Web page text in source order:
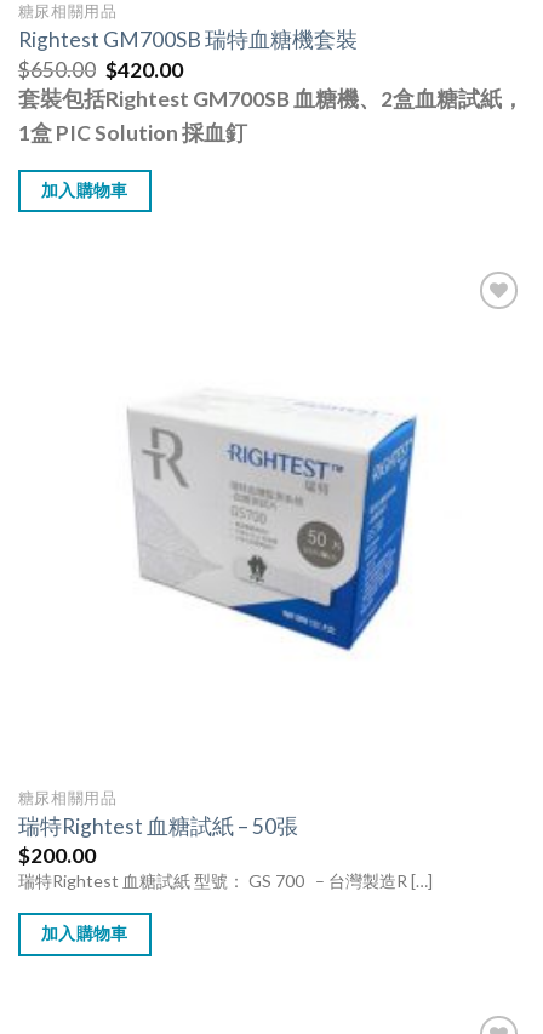
糖尿相關用品
Rightest GM700SB 瑞特血糖機套裝
$650.00 $420.00
套裝包括Rightest GM700SB 血糖機、2盒血糖試紙，
1盒 PIC Solution 採血釘
加入購物車
糖尿相關用品
瑞特Rightest 血糖試紙 – 50張
$200.00
瑞特Rightest 血糖試紙 型號： GS 700 – 台灣製造R […]
加入購物車